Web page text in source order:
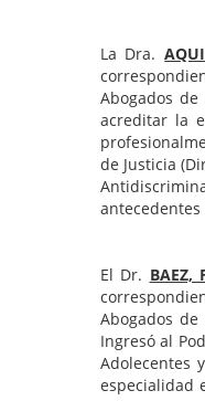
La Dra.
Abogados
acreditar la
de Justicia
El Dr. BAEZ,
Abogados
Ingresó al
Adolecentes
especialidad